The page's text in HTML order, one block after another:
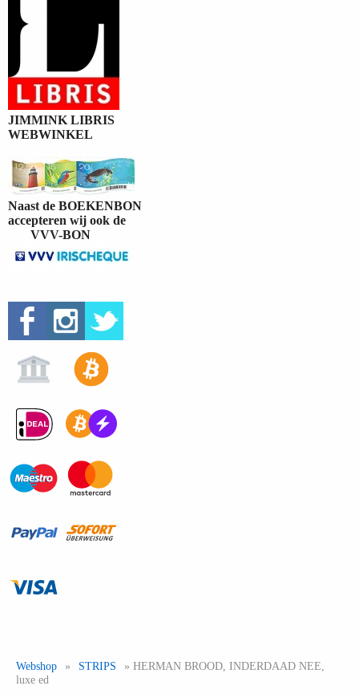
JIMMINK LIBRIS
WEBWINKEL
Naast de BOEKENBON
accepteren wij ook de
VVV-BON
Webshop » STRIPS
» HERMAN BROOD, INDERDAAD NEE,
luxe ed